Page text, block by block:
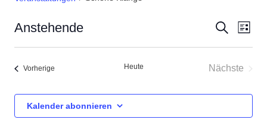
Suche
und
Suche
Liste
Anstehende
Datum
Vorherige Heute
Nächste
Kalender abonnieren